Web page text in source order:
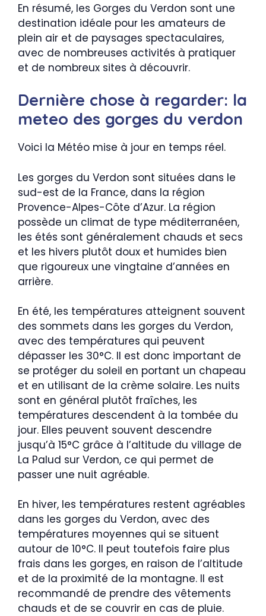
En résumé, les Gorges du Verdon sont une
destination idéale pour les amateurs de
plein air et de paysages spectaculaires,
avec de nombreuses activités à pratiquer
et de nombreux sites à découvrir.
Dernière chose à regarder: la
meteo des gorges du verdon
Voici la Météo mise à jour en temps réel.
Les gorges du Verdon sont situées dans le
sud-est de la France, dans la région
Provence-Alpes-Côte d’Azur. La région
possède un climat de type méditerranéen,
les étés sont généralement chauds et secs
et les hivers plutôt doux et humides bien
que rigoureux une vingtaine d’années en
arrière.
En été, les températures atteignent souvent
des sommets dans les gorges du Verdon,
avec des températures qui peuvent
dépasser les 30°C. Il est donc important de
se protéger du soleil en portant un chapeau
et en utilisant de la crème solaire. Les nuits
sont en général plutôt fraîches, les
températures descendent à la tombée du
jour. Elles peuvent souvent descendre
jusqu’à 15°C grâce à l’altitude du village de
La Palud sur Verdon, ce qui permet de
passer une nuit agréable.
En hiver, les températures restent agréables
dans les gorges du Verdon, avec des
températures moyennes qui se situent
autour de 10°C. Il peut toutefois faire plus
frais dans les gorges, en raison de l’altitude
et de la proximité de la montagne. Il est
recommandé de prendre des vêtements
chauds et de se couvrir en cas de pluie.